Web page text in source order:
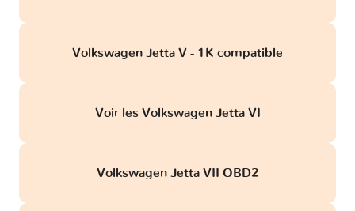
Volkswagen Jetta V - 1K compatible
Voir les Volkswagen Jetta VI
Volkswagen Jetta VII OBD2